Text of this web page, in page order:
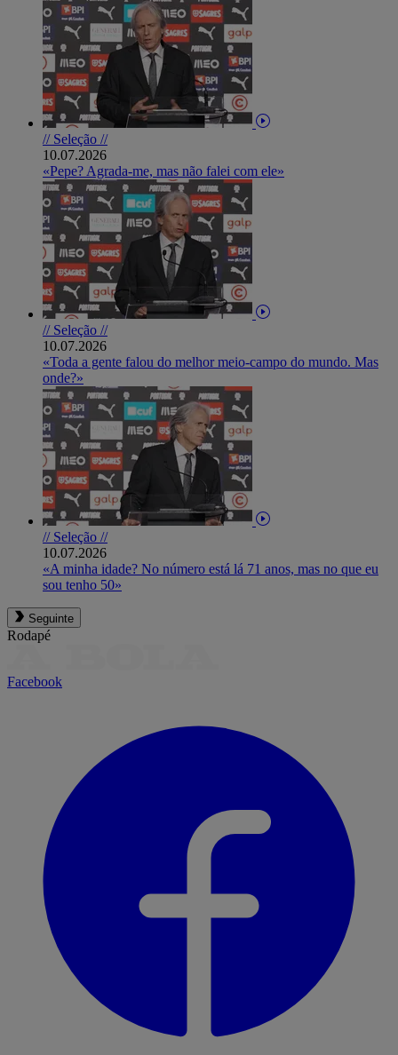
// Seleção //
10.07.2026
«Pepe? Agrada-me, mas não falei com ele»
// Seleção //
10.07.2026
«Toda a gente falou do melhor meio-campo do mundo. Mas
onde?»
// Seleção //
10.07.2026
«A minha idade? No número está lá 71 anos, mas no que eu
sou tenho 50»
Seguinte
Rodapé
Facebook